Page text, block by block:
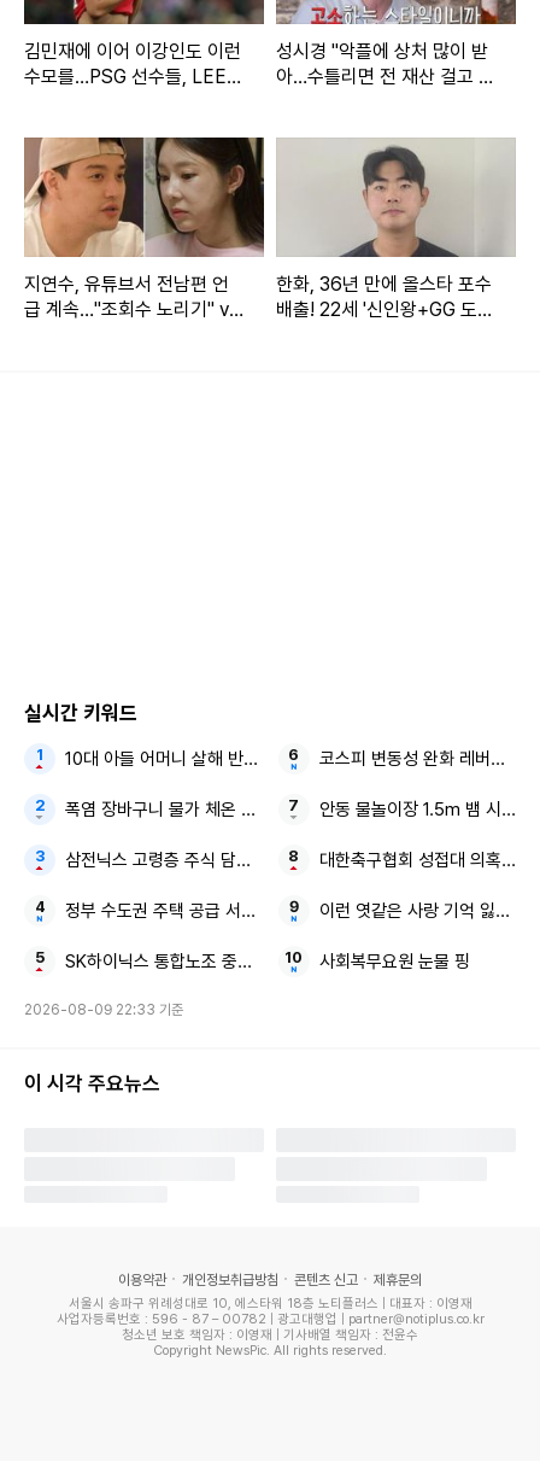
명 볼파크에서 열린다. 정규리그 개막전에 앞서 처음으로 프로
주구장에서 두산과 홈 경기를 하고 이어 문학에서 SSG전, 사
직에서 롯데전을 소화하고 난 뒤 대전 신구장에서 처음으로 볼
을 던지고 방망이를 휘두른다.
시범경기부터 다가올 2025시즌 적용될 새로운 규정과 규칙이
적용된다.
김민재에 이어 이강인도 이런
수모를…PSG 선수들, LEE
성시경 "악플에 상처 많이 받
아…수틀리면 전 재산 걸고 고
지연수, 유튜브서 전남편 언
급 계속…"조회수 노리기" vs
한화, 36년 만에 올스타 포수
배출! 22세 '신인왕+GG 도
실시간 키워드
10대 아들 어머니 살해 반려견까지
폭염 장바구니 물가 체온 조절법
삼전닉스 고령층 주식 담보 대출
정부 수도권 주택 공급 서울 준공업지역 2만7000가구
SK하이닉스 통합노조 중국 회사
코스피 변동성 완화 레버리지
안동 물놀이장 1.5m 뱀 시민
대한축구협회 성접대 의혹 일
이런 엿같은 사랑 기억 잃은 검
사회복무요원 눈물 핑
2026-08-09 22:33 기준
이 시각 주요뉴스
이용약관 개인정보취급방침 콘텐츠 신고 제휴문의
서울시 송파구 위례성대로 10, 에스타워 18층 노티플러스 | 대표자 : 이영재
사업자등록번호 : 596 - 87 – 00782 | 광고대행업 | partner@notiplus.co.kr
청소년 보호 책임자 : 이영재 | 기사배열 책임자 : 전윤수
Copyright NewsPic. All rights reserved.